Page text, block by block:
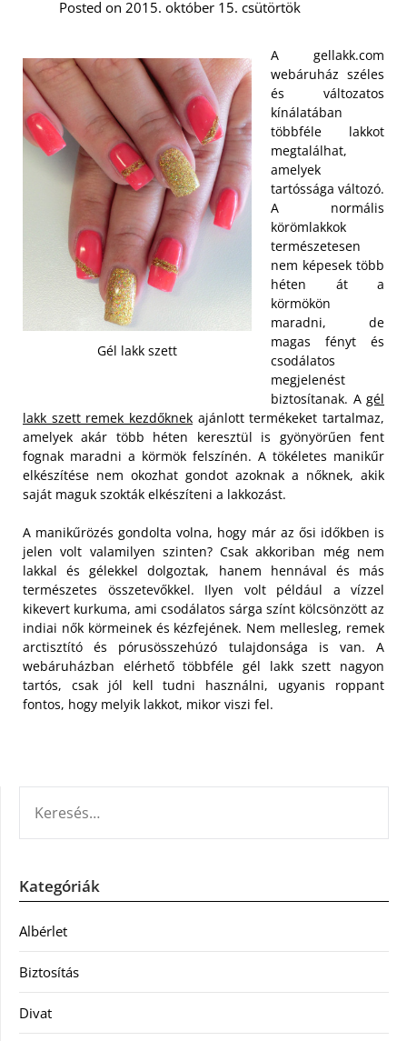
Posted on 2015. október 15. csütörtök
Gél lakk szett
A gellakk.com
webáruház széles
és változatos
kínálatában
többféle lakkot
megtalálhat,
amelyek
tartóssága változó.
A normális
körömlakkok
természetesen
nem képesek több
héten át a
körmökön
maradni, de
magas fényt és
csodálatos
megjelenést
biztosítanak. A gél
lakk szett remek kezdőknek ajánlott termékeket tartalmaz,
amelyek akár több héten keresztül is gyönyörűen fent
fognak maradni a körmök felszínén. A tökéletes manikűr
elkészítése nem okozhat gondot azoknak a nőknek, akik
saját maguk szokták elkészíteni a lakkozást.
A manikűrözés gondolta volna, hogy már az ősi időkben is
jelen volt valamilyen szinten? Csak akkoriban még nem
lakkal és gélekkel dolgoztak, hanem hennával és más
természetes összetevőkkel. Ilyen volt például a vízzel
kikevert kurkuma, ami csodálatos sárga színt kölcsönzött az
indiai nők körmeinek és kézfejének. Nem mellesleg, remek
arctisztító és pórusösszehúzó tulajdonsága is van. A
webáruházban elérhető többféle gél lakk szett nagyon
tartós, csak jól kell tudni használni, ugyanis roppant
fontos, hogy melyik lakkot, mikor viszi fel.
Kategóriák
Albérlet
Biztosítás
Divat